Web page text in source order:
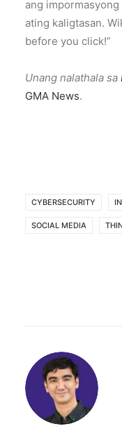
ang
ating kaligtasan.
before you click!”
Unang nalathala sa
GMA News.
CYBERSECURITY
SOCIAL MEDIA